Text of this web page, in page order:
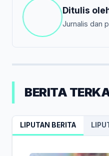
Ditulis
Jurnalis dan
BERITA
LIPUTAN BERITA